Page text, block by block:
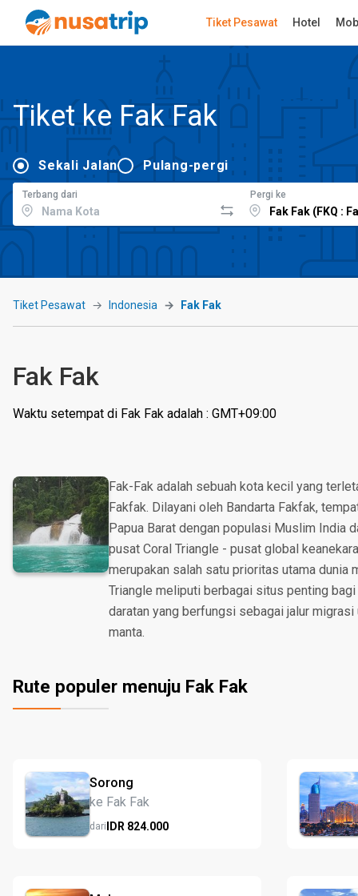
Tiket Pesawat Hotel
Tiket ke Fak Fak
Sekali Jalan Pulang-pergi
Terbang dari Pergi ke
Tiket Pesawat Indonesia Fak Fak
Fak Fak
Waktu setempat di Fak Fak adalah : GMT+09:00
Fak-Fak adalah sebuah kota kecil yang
Fakfak. Dilayani oleh Bandarta Fakfak,
Papua Barat dengan populasi Muslim India
pusat Coral Triangle - pusat global
merupakan salah satu prioritas utama dunia
Triangle meliputi berbagai situs penting
daratan yang berfungsi sebagai jalur migrasi
manta.
Rute populer menuju Fak Fak
Sorong
ke Fak Fak
dariIDR 824.000